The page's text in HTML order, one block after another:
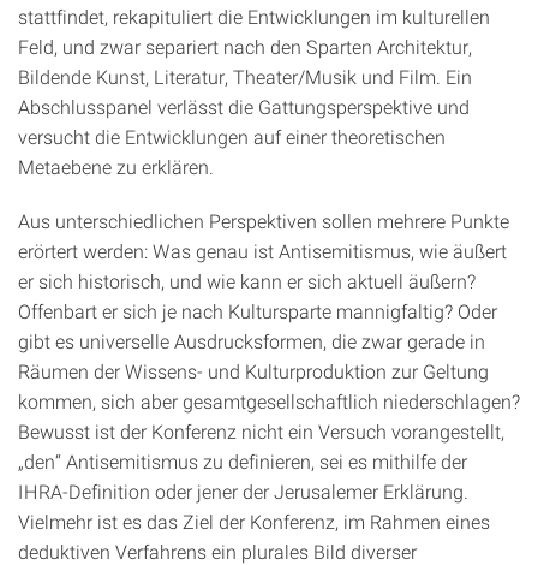
stattfindet, rekapituliert die Entwicklungen im kulturellen
Feld, und zwar separiert nach den Sparten Architektur,
Bildende Kunst, Literatur, Theater/Musik und Film. Ein
Abschlusspanel verlässt die Gattungsperspektive und
versucht die Entwicklungen auf einer theoretischen
Metaebene zu erklären.
Aus unterschiedlichen Perspektiven sollen mehrere Punkte
erörtert werden: Was genau ist Antisemitismus, wie äußert
er sich historisch, und wie kann er sich aktuell äußern?
Offenbart er sich je nach Kultursparte mannigfaltig? Oder
gibt es universelle Ausdrucksformen, die zwar gerade in
Räumen der Wissens- und Kulturproduktion zur Geltung
kommen, sich aber gesamtgesellschaftlich niederschlagen?
Bewusst ist der Konferenz nicht ein Versuch vorangestellt,
„den“ Antisemitismus zu definieren, sei es mithilfe der
IHRA-Definition oder jener der Jerusalemer Erklärung.
Vielmehr ist es das Ziel der Konferenz, im Rahmen eines
deduktiven Verfahrens ein plurales Bild diverser